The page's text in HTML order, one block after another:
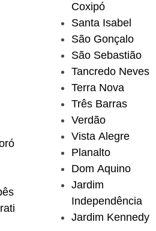
Coxipó
Santa Isabel
São Gonçalo
São Sebastião
Tancredo Neves
Terra Nova
Três Barras
Verdão
Vista Alegre
Planalto
Dom Aquino
Jardim
Independência
Jardim Kennedy